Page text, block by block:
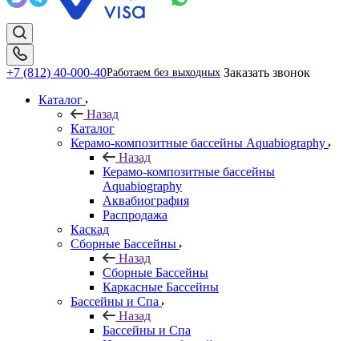
+7 (812) 40-000-40Работаем без выходных Заказать звонок
Каталог
Назад
Каталог
Керамо-композитные бассейны Aquabiography
Назад
Керамо-композитные бассейны
Aquabiography
Аквабиография
Распродажа
Каскад
Сборные Бассейны
Назад
Сборные Бассейны
Каркасные Бассейны
Бассейны и Спа
Назад
Бассейны и Спа